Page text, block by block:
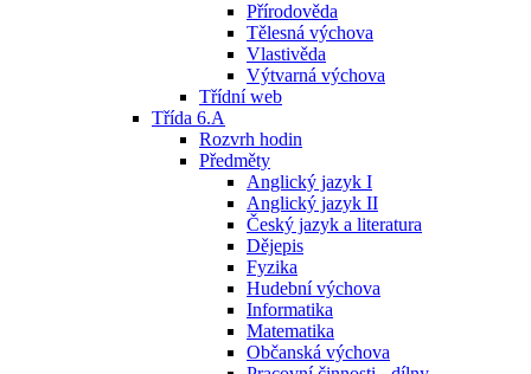
Přírodověda
Tělesná výchova
Vlastivěda
Výtvarná výchova
Třídní web
Třída 6.A
Rozvrh hodin
Předměty
Anglický jazyk I
Anglický jazyk II
Český jazyk a literatura
Dějepis
Fyzika
Hudební výchova
Informatika
Matematika
Občanská výchova